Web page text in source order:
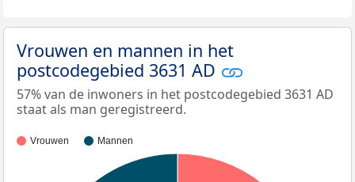
Vrouwen en mannen in het
postcodegebied 3631 AD
57% van de inwoners in het postcodegebied 3631 AD
staat als man geregistreerd.
Vrouwen Mannen